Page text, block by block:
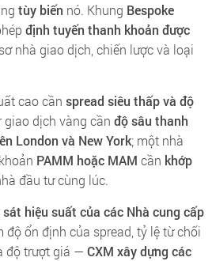
tùy biến nó. Khung Bespoke
định tuyến thanh khoản được
nhà giao dịch, chiến lược và loại
cao cần spread siêu thấp và độ
giao dịch vàng cần độ sâu thanh
London và New York; một nhà
PAMM hoặc MAM cần khớp
đầu tư cùng lúc.
hiệu suất của các Nhà cung cấp
ổn định của spread, tỷ lệ từ chối
độ trượt giá — CXM xây dựng các